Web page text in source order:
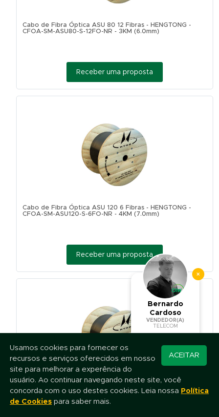
Cabo de Fibra Óptica ASU 80 12 Fibras - HENGTONG -
CFOA-SM-ASU80-S-12FO-NR - 3KM (6.0mm)
Receber uma proposta
Cabo de Fibra Óptica ASU 120 6 Fibras - HENGTONG -
CFOA-SM-ASU120-S-6FO-NR - 4KM (7.0mm)
Receber uma proposta
Cabo de Fibra Óptica ASU 120 12 Fibras - HENGTONG -
CFOA-SM-ASU120-S-12FO-NR - 4KM (7.0mm)
×
Bernardo
Cardoso
VENDEDOR(A)
TELECOM
WhatsApp
ACEITAR
Usamos cookies para fornecer os
recursos e serviços oferecidos em nosso
site para melhorar a experência do
usuário. Ao continuar navegando neste site, você
concorda com o uso destes cookies. Leia nossa Política
de Cookies para saber mais.